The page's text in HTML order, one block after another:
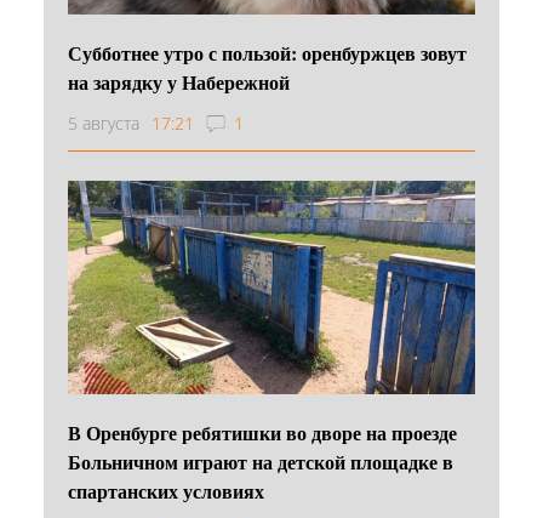
Субботнее утро с пользой: оренбуржцев зовут
на зарядку у Набережной
5 августа 17:21 1
В Оренбурге ребятишки во дворе на проезде
Больничном играют на детской площадке в
спартанских условиях